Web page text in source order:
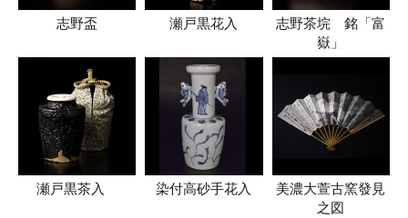
志野盃 瀬戸黒花入
志野茶垸 銘「富
嶽」
瀬戸黒茶入 染付高砂手花入
美濃大萱古窯發見
之図